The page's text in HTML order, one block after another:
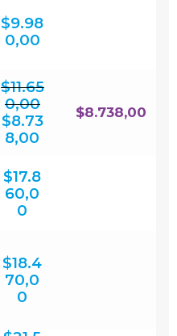
$9.98
0,00
$11.65
0,00
El
precio
original
era:
$11.650,00.
$8.73
8,00El
$8.738,00
$17.8
60,0
0
$18.4
70,0
0